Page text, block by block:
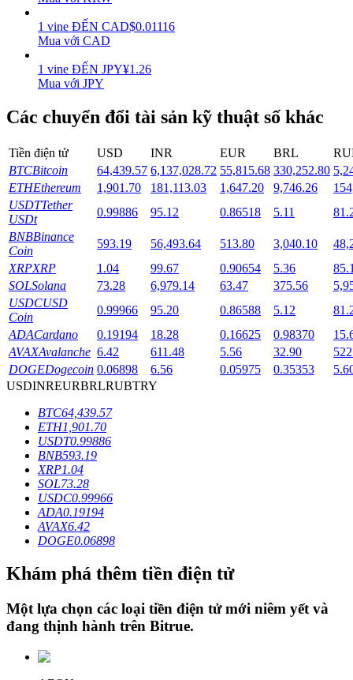
Lợi nhuận cao và truy cập ngay lập tức
Launchpool
Đặt cọc linh hoạt để kiếm được các token phổ biến.
Khóa BTR
Khoản vay
1 vine ĐẾN CAD$0.01116
Mua với CAD
1 vine ĐẾN JPY¥1.26
Mua với JPY
Các chuyển đổi tài sản kỹ thuật số khác
Tiền điện tử USD INR EUR BRL
BTCBitcoin 64,439.57 6,137,028.72 55,815.68 330,252.80
ETHEthereum 1,901.70 181,113.03 1,647.20 9,746.26
USDTTether
USDt
0.99886 95.12 0.86518 5.11
BNBBinance
Coin
593.19 56,493.64 513.80 3,040.10
XRPXRP 1.04 99.67 0.90654 5.36
SOLSolana 73.28 6,979.14 63.47 375.56
USDCUSD
Coin
0.99966 95.20 0.86588 5.12
ADACardano 0.19194 18.28 0.16625 0.98370
AVAXAvalanche 6.42 611.48 5.56 32.90
DOGEDogecoin 0.06898 6.56 0.05975 0.35353
USDINREURBRLRUBTRY
BTC64,439.57
ETH1,901.70
USDT0.99886
BNB593.19
XRP1.04
SOL73.28
USDC0.99966
ADA0.19194
AVAX6.42
DOGE0.06898
Khám phá thêm tiền điện tử
Một lựa chọn các loại tiền điện tử mới niêm yết và
đang thịnh hành trên Bitrue.